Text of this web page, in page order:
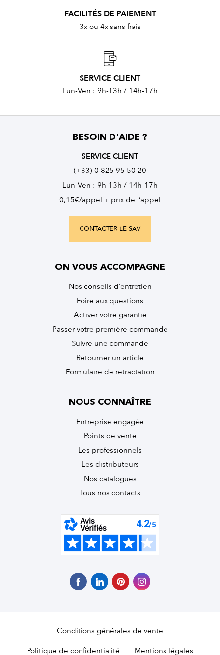
FACILITÉS DE PAIEMENT
3x ou 4x sans frais
SERVICE CLIENT
Lun-Ven : 9h-13h / 14h-17h
BESOIN D'AIDE ?
SERVICE CLIENT
(+33) 0 825 95 50 20
Lun-Ven : 9h-13h / 14h-17h
0,15€/appel + prix de l’appel
CONTACTER LE SAV
ON VOUS ACCOMPAGNE
Nos conseils d’entretien
Foire aux questions
Activer votre garantie
Passer votre première commande
Suivre une commande
Retourner un article
Formulaire de rétractation
NOUS CONNAÎTRE
Entreprise engagée
Points de vente
Les professionnels
Les distributeurs
Nos catalogues
Tous nos contacts
Conditions générales de vente
Politique de confidentialité Mentions légales